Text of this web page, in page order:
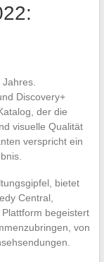
Discovery+
der die
visuelle Qualität
verspricht ein
bietet
Central,
begeistert
von